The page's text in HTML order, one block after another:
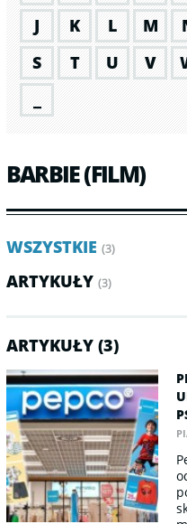
J
K L M
S
T U V
BARBIE (FILM)
WSZYSTKIE (3)
ARTYKUŁY (3)
ARTYKUŁY (3)